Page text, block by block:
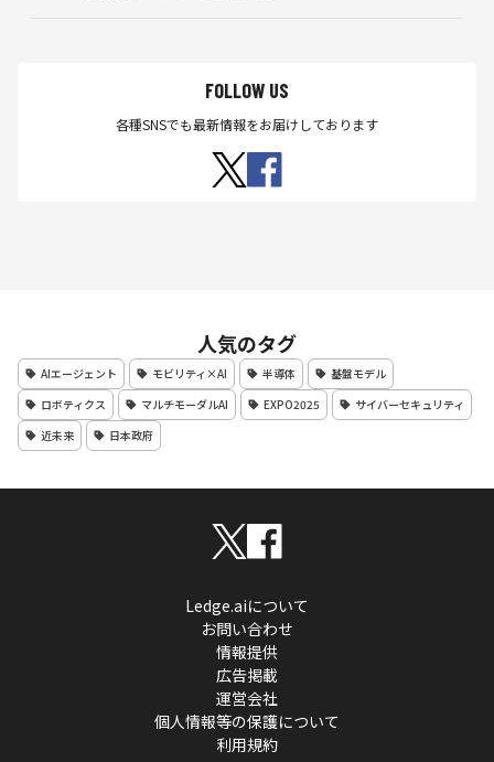
FOLLOW US
各種SNSでも最新情報をお届けしております
人気のタグ
AIエージェント モビリティ×AI 半導体
基盤モデル
ロボティクス
マルチモーダルAI EXPO2025
サイバーセキュリティ
近未来
日本政府
Ledge.aiについて
お問い合わせ
情報提供
広告掲載
運営会社
個人情報等の保護について
利用規約